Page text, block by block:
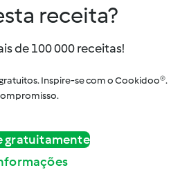
receita?
de 100 000 receitas!
Inspire-se com o Cookidoo®.
gratuitamente